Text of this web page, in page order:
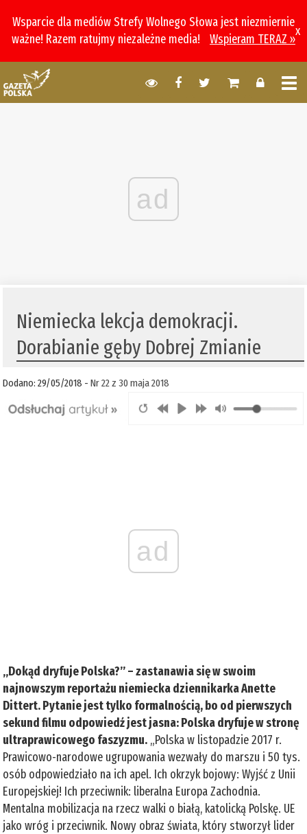
Wsparcie dla mediów Strefy Wolnego Słowa jest niezmiernie
ważne! Razem ratujmy niezależne media!
Wspieram TERAZ »
x
ad
Niemiecka lekcja demokracji.
Dorabianie gęby Dobrej Zmianie
Dodano: 29/05/2018 -Nr 22 z 30 maja 2018
ad
„Dokąd dryfuje Polska?” – zastanawia się w swoim
najnowszym reportażu niemiecka dziennikarka Anette
Dittert. Pytanie jest tylko formalnością, bo od pierwszych
sekund filmu odpowiedź jest jasna: Polska dryfuje w stronę
ultraprawicowego faszyzmu. „Polska w listopadzie 2017 r.
Prawicowo-narodowe ugrupowania wezwały do marszu i 50 tys.
osób odpowiedziało na ich apel. Ich okrzyk bojowy: Wyjść z Unii
Europejskiej! Ich przeciwnik: liberalna Europa Zachodnia.
Mentalna mobilizacja na rzecz walki o białą, katolicką Polskę. UE
jako wróg i przeciwnik. Nowy obraz świata, który stworzył lider